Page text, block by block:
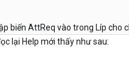
biến AttReq vào trong Líp cho
lại Help mới thấy như sau: